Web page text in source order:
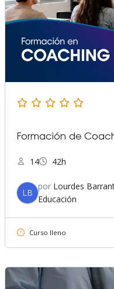
Formación de
14 42h
LB
por Lourdes
Educación
Curso lleno